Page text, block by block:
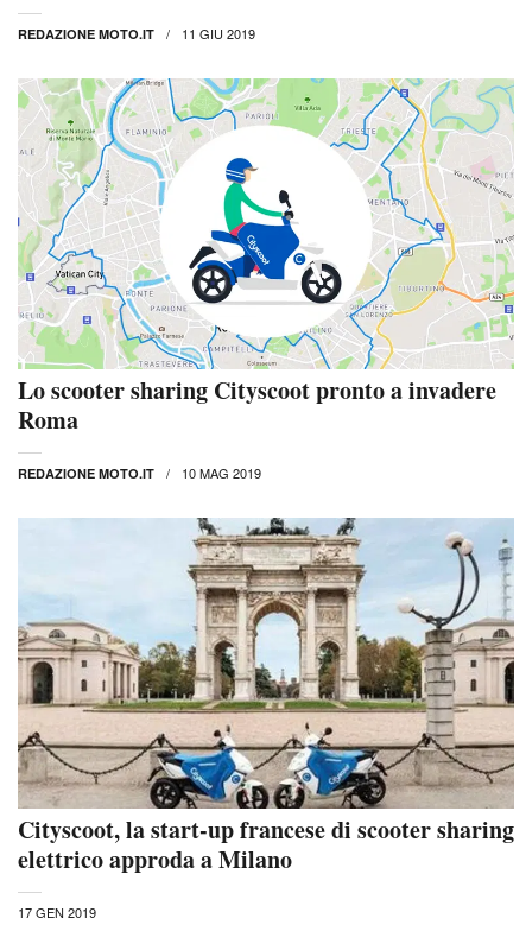
REDAZIONE MOTO.IT 11 GIU 2019
Lo scooter sharing Cityscoot pronto a invadere
Roma
REDAZIONE MOTO.IT 10 MAG 2019
Cityscoot, la start-up francese di scooter sharing
elettrico approda a Milano
17 GEN 2019